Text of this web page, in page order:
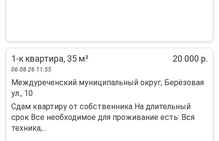
1-к квартира, 35 м² 20 000 р.
06.08.26 11:55
Междуреченский муниципальный округ, Берёзовая
ул., 10
Сдам квартиру от собственника На длительный
срок Все необходимое для проживание есть: Вся
техника;...